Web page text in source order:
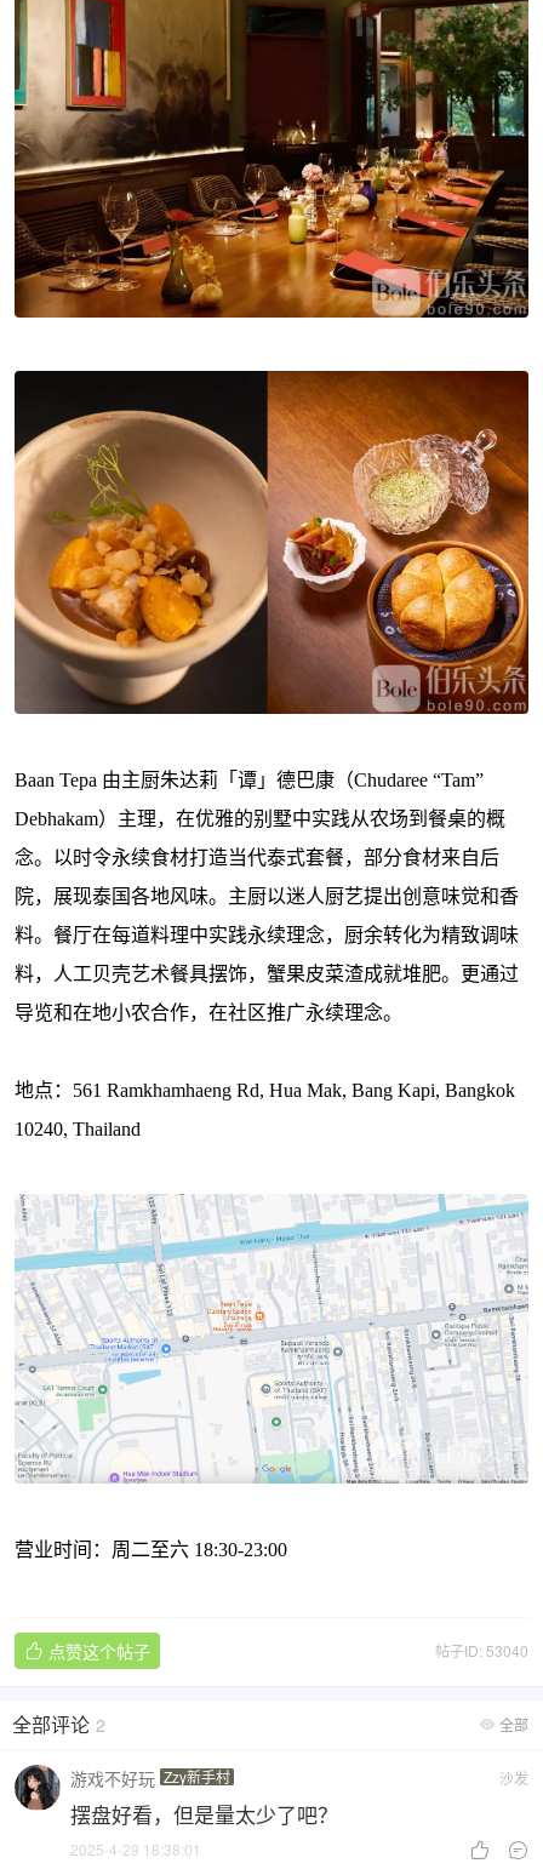
Baan Tepa 由主厨朱达莉「谭」德巴康（Chudaree “Tam”
Debhakam）主理，在优雅的别墅中实践从农场到餐桌的概
念。以时令永续食材打造当代泰式套餐，部分食材来自后
院，展现泰国各地风味。主厨以迷人厨艺提出创意味觉和香
料。餐厅在每道料理中实践永续理念，厨余转化为精致调味
料，人工贝壳艺术餐具摆饰，蟹果皮菜渣成就堆肥。更通过
导览和在地小农合作，在社区推广永续理念。
地点：561 Ramkhamhaeng Rd, Hua Mak, Bang Kapi, Bangkok
10240, Thailand
营业时间：周二至六 18:30-23:00
帖子ID: 53040
 点赞这个帖子
 全部
全部评论 2
沙发
游戏不好玩 Zzy新手村
摆盘好看，但是量太少了吧？
 
2025-4-29 18:38:01